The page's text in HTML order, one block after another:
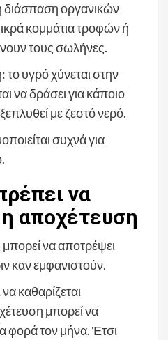
διάσπαση οργανικών
κομμάτια τροφών ή
τους σωλήνες.
το υγρό χύνεται στην
να δράσει για κάποιο
με ζεστό νερό.
συχνά για
να
αποχέτευση
να αποτρέψει
καν εμφανιστούν.
καθαρίζεται
μπορεί να
φορά τον μήνα. Έτσι